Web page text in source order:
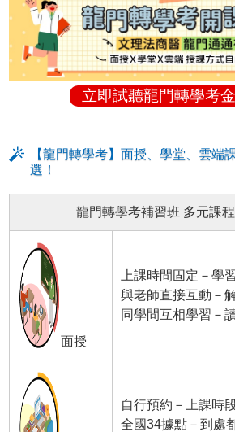
立即試聽龍門轉學考
【龍門轉學考】面授、學堂、雲端
選！
龍門轉學考補習班 多元課
面授
上課時間固定－學
與老師直接互動－
同學間互相學習－
自行預約－上課時
全國34據點－到處